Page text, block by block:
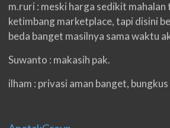
ketimbang marketplace, tapi disini
beda banget masilnya sama waktu
Suwanto : makasih pak.
ilham : privasi aman banget, bungkus
double. beneran sama sekali tidak
eko padang : ko brang udh sampek,